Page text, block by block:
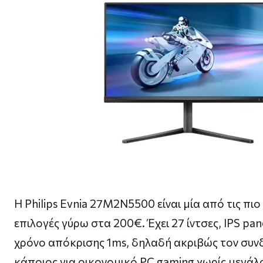
Η Philips Evnia 27M2N5500 είναι μία από τις πιο
επιλογές γύρω στα 200€. Έχει 27 ίντσες, IPS
χρόνο απόκρισης 1ms, δηλαδή ακριβώς τον